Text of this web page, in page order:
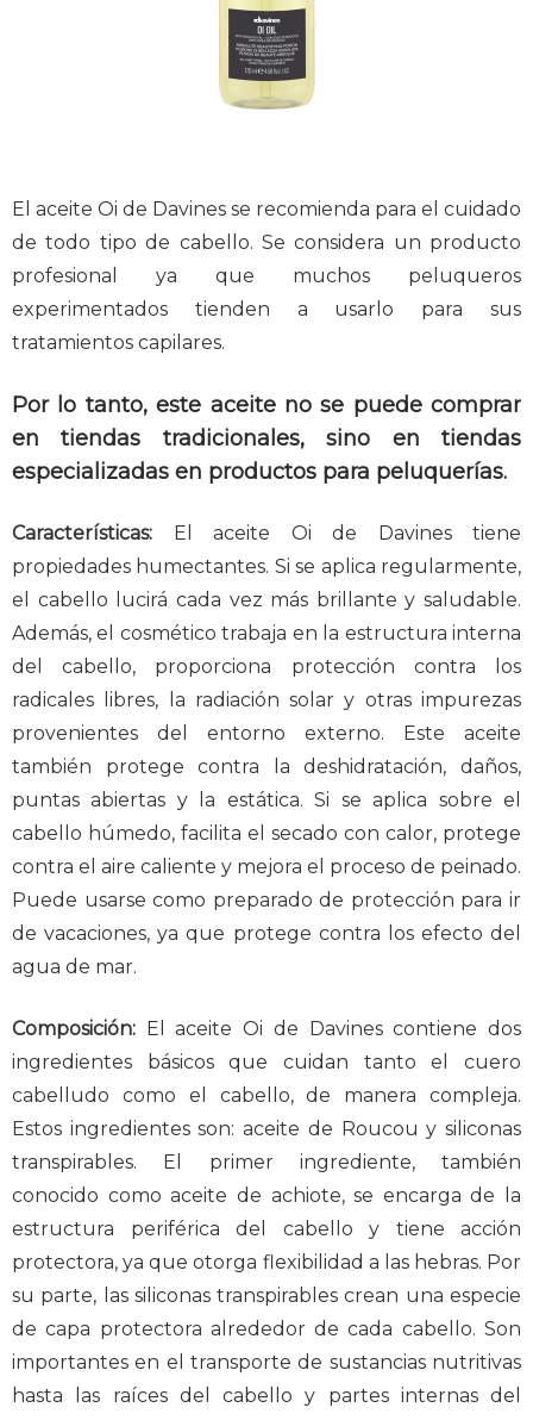
El aceite Oi de Davines se recomienda para el cuidado
de todo tipo de cabello. Se considera un producto
profesional ya que muchos peluqueros
experimentados tienden a usarlo para sus
tratamientos capilares.
Por lo tanto, este aceite no se puede comprar
en tiendas tradicionales, sino en tiendas
especializadas en productos para peluquerías.
Características: El aceite Oi de Davines tiene
propiedades humectantes. Si se aplica regularmente,
el cabello lucirá cada vez más brillante y saludable.
Además, el cosmético trabaja en la estructura interna
del cabello, proporciona protección contra los
radicales libres, la radiación solar y otras impurezas
provenientes del entorno externo. Este aceite
también protege contra la deshidratación, daños,
puntas abiertas y la estática. Si se aplica sobre el
cabello húmedo, facilita el secado con calor, protege
contra el aire caliente y mejora el proceso de peinado.
Puede usarse como preparado de protección para ir
de vacaciones, ya que protege contra los efecto del
agua de mar.
Composición: El aceite Oi de Davines contiene dos
ingredientes básicos que cuidan tanto el cuero
cabelludo como el cabello, de manera compleja.
Estos ingredientes son: aceite de Roucou y siliconas
transpirables. El primer ingrediente, también
conocido como aceite de achiote, se encarga de la
estructura periférica del cabello y tiene acción
protectora, ya que otorga flexibilidad a las hebras. Por
su parte, las siliconas transpirables crean una especie
de capa protectora alrededor de cada cabello. Son
importantes en el transporte de sustancias nutritivas
hasta las raíces del cabello y partes internas del